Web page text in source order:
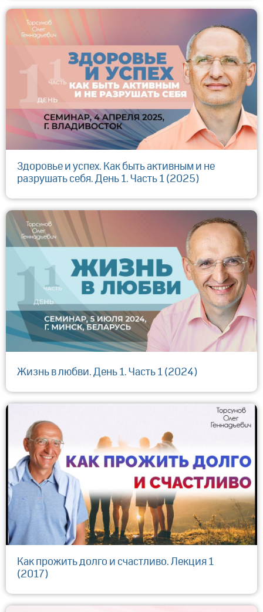
Здоровье и успех. Как быть активным и не
разрушать себя. День 1. Часть 1 (2025)
Жизнь в любви. День 1. Часть 1 (2024)
Как прожить долго и счастливо. Лекция 1
(2017)